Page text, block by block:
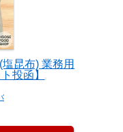
昆布) 業務用
投函】